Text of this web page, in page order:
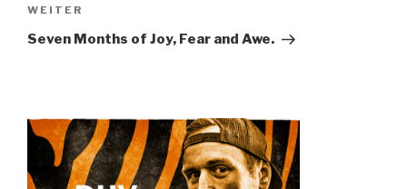
Nächster
Beitrag
WEITER
Seven Months of Joy, Fear and Awe.